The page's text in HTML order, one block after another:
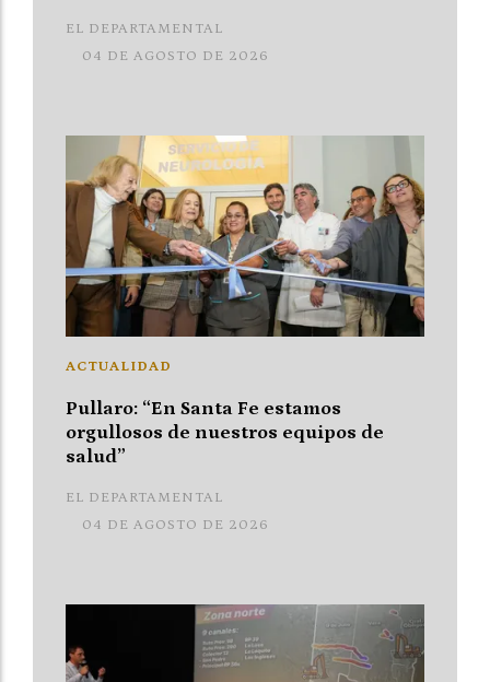
EL DEPARTAMENTAL
04 DE AGOSTO DE 2026
Pullaro: “En Santa Fe estamos
orgullosos de nuestros equipos de
salud”
EL DEPARTAMENTAL
ACTUALIDAD
04 DE AGOSTO DE 2026